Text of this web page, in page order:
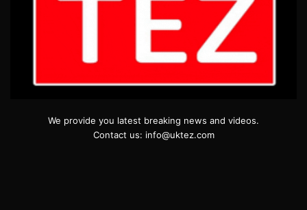
We provide you latest breaking news and videos.
Contact us: info@uktez.com